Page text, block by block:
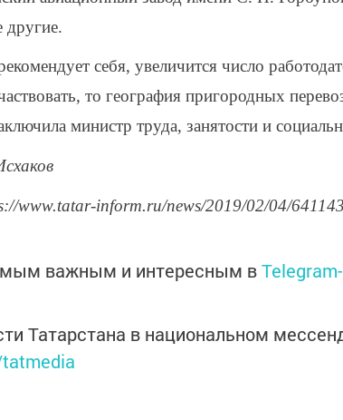
себя, увеличится число
то география пригородных
министр труда, занятости и
www.tatar-inform.ru/news/2019/02/04/
важным и интересным в
Татарстана в национальном